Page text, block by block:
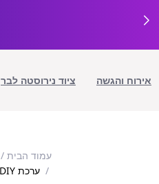
אירוח והגשה ציוד נירוסטה לבר
עמוד הבית
ערכת DIY למפיץ ריח – הורטנסיה ורודה ופרחים מיובשים